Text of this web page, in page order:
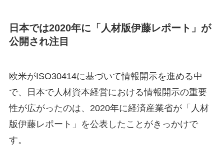
日本では2020年に「人材版伊藤レポート」が
公開され注目
欧米がISO30414に基づいて情報開示を進める中
で、日本で人材資本経営における情報開示の重要
性が広がったのは、2020年に経済産業省が「人材
版伊藤レポート」を公表したことがきっかけで
す。